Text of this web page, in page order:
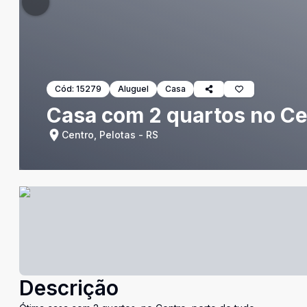
Cód: 15279 Aluguel Casa
Casa com 2 quartos no
Centro, Pelotas - RS
Descrição